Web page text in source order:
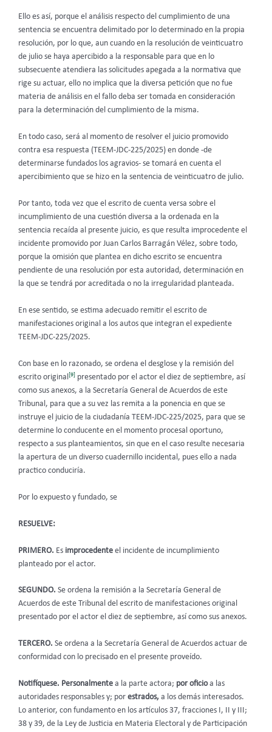
Ello es así, porque el análisis respecto del cumplimiento de una
sentencia se encuentra delimitado por lo determinado en la propia
resolución, por lo que, aun cuando en la resolución de veinticuatro
de julio se haya apercibido a la responsable para que en lo
subsecuente atendiera las solicitudes apegada a la normativa que
rige su actuar, ello no implica que la diversa petición que no fue
materia de análisis en el fallo deba ser tomada en consideración
para la determinación del cumplimiento de la misma.
En todo caso, será al momento de resolver el juicio promovido
contra esa respuesta (TEEM-JDC-225/2025) en donde -de
determinarse fundados los agravios- se tomará en cuenta el
apercibimiento que se hizo en la sentencia de veinticuatro de julio.
Por tanto, toda vez que el escrito de cuenta versa sobre el
incumplimiento de una cuestión diversa a la ordenada en la
sentencia recaída al presente juicio, es que resulta improcedente el
incidente promovido por Juan Carlos Barragán Vélez, sobre todo,
porque la omisión que plantea en dicho escrito se encuentra
pendiente de una resolución por esta autoridad, determinación en
la que se tendrá por acreditada o no la irregularidad planteada.
En ese sentido, se estima adecuado remitir el escrito de
manifestaciones original a los autos que integran el expediente
TEEM-JDC-225/2025.
Con base en lo razonado, se ordena el desglose y la remisión del
escrito original [9] presentado por el actor el diez de septiembre, así
como sus anexos, a la Secretaría General de Acuerdos de este
Tribunal, para que a su vez las remita a la ponencia en que se
instruye el juicio de la ciudadanía TEEM-JDC-225/2025, para que se
determine lo conducente en el momento procesal oportuno,
respecto a sus planteamientos, sin que en el caso resulte necesaria
la apertura de un diverso cuadernillo incidental, pues ello a nada
practico conduciría.
Por lo expuesto y fundado, se
RESUELVE:
PRIMERO. Es improcedente el incidente de incumplimiento
planteado por el actor.
SEGUNDO. Se ordena la remisión a la Secretaría General de
Acuerdos de este Tribunal del escrito de manifestaciones original
presentado por el actor el diez de septiembre, así como sus anexos.
TERCERO. Se ordena a la Secretaría General de Acuerdos actuar de
conformidad con lo precisado en el presente proveído.
Notifíquese. Personalmente a la parte actora; por oficioa las
autoridades responsables y; por estrados, a los demás interesados.
Lo anterior, con fundamento en los artículos 37, fracciones I, II y III;
38 y 39, de la Ley de Justicia en Materia Electoral y de Participación